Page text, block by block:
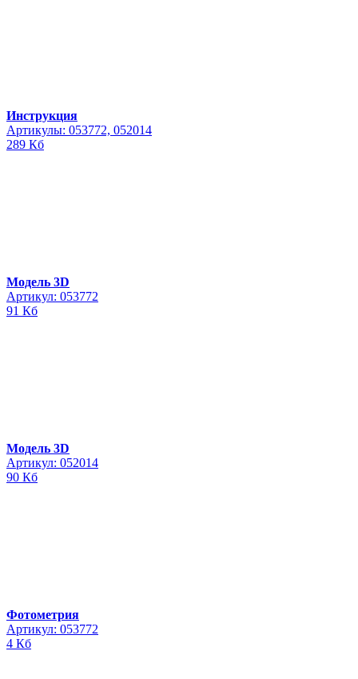
Инструкция
Артикулы: 053772, 052014
289 Кб
Модель 3D
Артикул: 053772
91 Кб
Модель 3D
Артикул: 052014
90 Кб
Фотометрия
Артикул: 053772
4 Кб